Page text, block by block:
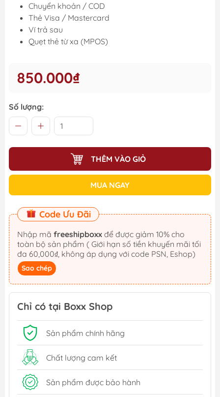
Chuyển khoản / COD
Thẻ Visa / Mastercard
Ví trả sau
Quẹt thẻ từ xa (MPOS)
850.000₫
Số lượng:
THÊM VÀO GIỎ
MUA NGAY
Code Ưu Đãi
Nhập mã freeshipboxx
toàn bộ sản phẩm ( Giới hạn số tiền khuyến mãi tối
đa 60,000₫, không áp dụng với code PSN, Eshop)
Sao chép
Chỉ có tại Boxx Shop
Sản phẩm chính hãng
Chất lượng cam kết
Sản phẩm được bảo hành